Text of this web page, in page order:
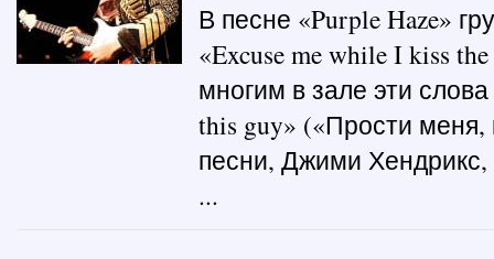
В песне «Purple Haze»
«Excuse me while I kiss
многим в зале эти
this guy» («Прости меня,
песни, Джими Хендрикс,
...